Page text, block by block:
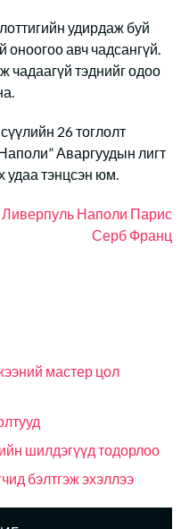
удирдаж буй
оноогоо авч чадсангүй.
чадаагүй тэднийг одоо
26 тоглолт
Аваргуудын лигт
удаа тэнцсэн юм.
Ливерпуль Наполи Парис
Серб Франц
мастер цол
шилдэгүүд тодорлоо
бэлтгэж эхэллээ